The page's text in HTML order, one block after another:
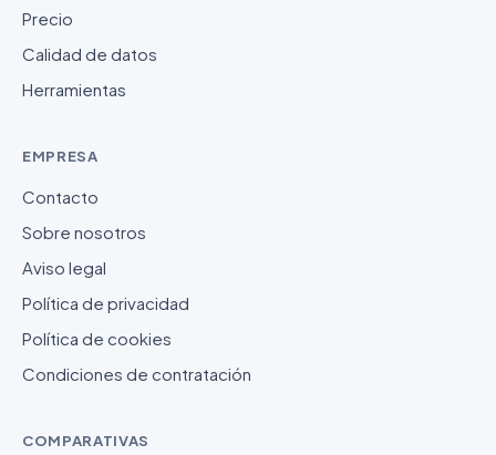
Precio
Calidad de datos
Herramientas
EMPRESA
Contacto
Sobre nosotros
Aviso legal
Política de privacidad
Política de cookies
Condiciones de contratación
COMPARATIVAS